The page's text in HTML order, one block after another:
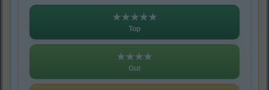
★★★★★
Top
★★★★
Gut